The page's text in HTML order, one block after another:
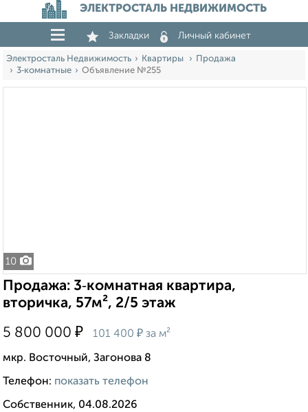
ЭЛЕКТРОСТАЛЬ НЕДВИЖИМОСТЬ
Закладки Личный кабинет
Электросталь Недвижимость Квартиры
Продажа
3‑комнатные
Объявление №255
10
Продажа: 3‑комнатная квартира,
вторичка, 57м², 2/5 этаж
5 800 000 ₽ 101 400 ₽ за м²
мкр. Восточный, Загонова 8
Телефон: показать телефон
Собственник, 04.08.2026